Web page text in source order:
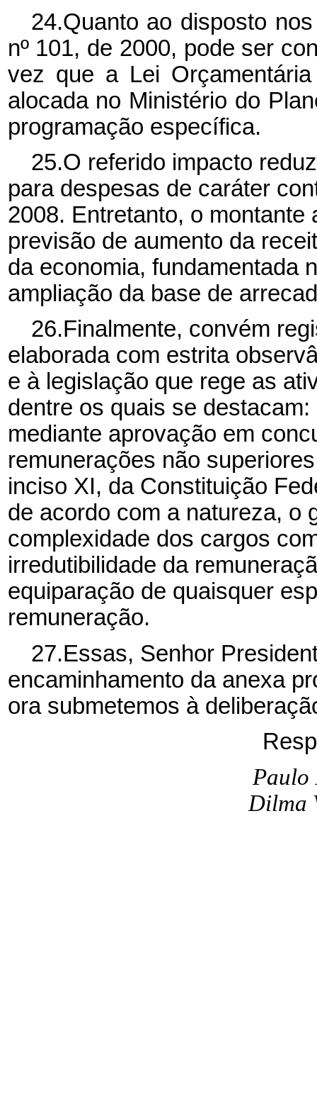
24.Quanto ao disposto
nº 101, de 2000, pode ser
vez que a Lei
alocada no Ministério do
programação específica.
25.O referido impacto
para despesas de caráter
2008. Entretanto, o
previsão de aumento da
da economia, fundamentada
ampliação da base de
26.Finalmente, convém
elaborada com estrita
e à legislação que rege as
dentre os quais se
mediante aprovação em
remunerações não
inciso XI, da Constituição
de acordo com a natureza, o
complexidade dos cargos
irredutibilidade da
equiparação de quaisquer
remuneração.
27.Essas, Senhor
encaminhamento da anexa
ora submetemos à
Paulo
Dilma